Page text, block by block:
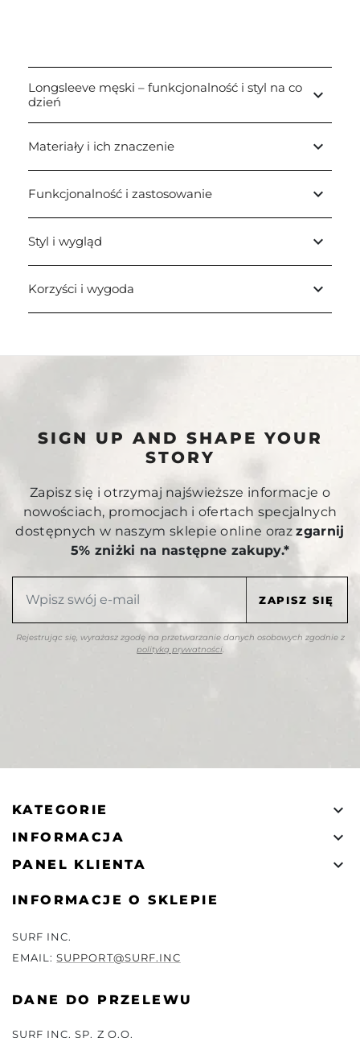
Longsleeve męski – funkcjonalność i styl na co
dzień
keyboard_arrow_down
Materiały i ich znaczenie keyboard_arrow_down
Funkcjonalność i zastosowanie keyboard_arrow_down
Styl i wygląd keyboard_arrow_down
Korzyści i wygoda keyboard_arrow_down
SIGN UP AND SHAPE YOUR
STORY
Zapisz się i otrzymaj najświeższe informacje o
nowościach, promocjach i ofertach specjalnych
dostępnych w naszym sklepie online orazzgarnij
5% zniżki na następne zakupy.*
Rejestrując się, wyrażasz zgodę na przetwarzanie danych osobowych zgodnie z
polityką prywatności.
KATEGORIE 
INFORMACJA 
PANEL KLIENTA 
INFORMACJE O SKLEPIE
SURF INC.
EMAIL:SUPPORT@SURF.INC
DANE DO PRZELEWU
SURF INC. SP. Z O.O.